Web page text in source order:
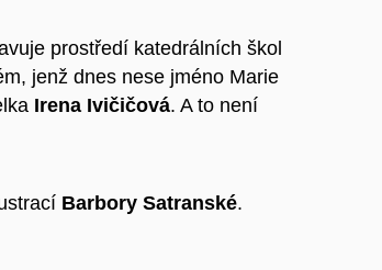
prostředí katedrálních škol
jenž dnes nese jméno Marie
Irena Ivičičová. A to není
Barbory Satranské.